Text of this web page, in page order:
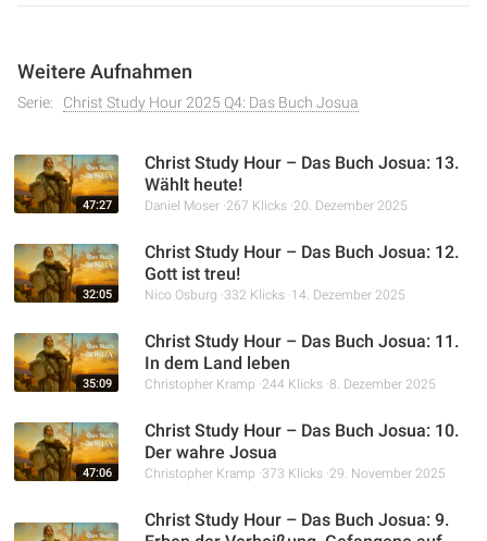
Weitere Aufnahmen
Serie: Christ Study Hour 2025 Q4: Das Buch Josua
47:27
Christ Study Hour – Das Buch Josua: 13.
Wählt heute!
Daniel Moser 267 Klicks 20. Dezember 2025
32:05
Christ Study Hour – Das Buch Josua: 12.
Gott ist treu!
Nico Osburg 332 Klicks 14. Dezember 2025
35:09
Christ Study Hour – Das Buch Josua: 11.
In dem Land leben
Christopher Kramp 244 Klicks 8. Dezember 2025
47:06
Christ Study Hour – Das Buch Josua: 10.
Der wahre Josua
Christopher Kramp 373 Klicks 29. November 2025
Christ Study Hour – Das Buch Josua: 9.